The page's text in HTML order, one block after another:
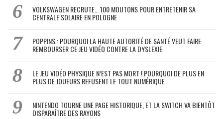
VOLKSWAGEN RECRUTE… 100 MOUTONS POUR ENTRETENIR SA
CENTRALE SOLAIRE EN POLOGNE
POPPINS : POURQUOI LA HAUTE AUTORITÉ DE SANTÉ VEUT FAIRE
REMBOURSER CE JEU VIDÉO CONTRE LA DYSLEXIE
LE JEU VIDÉO PHYSIQUE N’EST PAS MORT ! POURQUOI DE PLUS EN
PLUS DE JOUEURS REFUSENT LE TOUT NUMÉRIQUE
NINTENDO TOURNE UNE PAGE HISTORIQUE, ET LA SWITCH VA BIENTÔT
DISPARAÎTRE DES RAYONS